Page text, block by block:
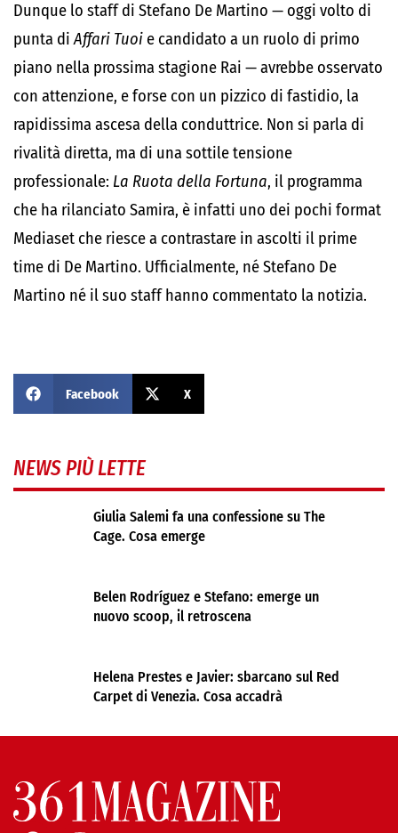
Dunque lo staff di Stefano De Martino — oggi volto di
punta diAffari Tuoi e candidato a un ruolo di primo
piano nella prossima stagione Rai — avrebbe osservato
con attenzione, e forse con un pizzico di fastidio, la
rapidissima ascesa della conduttrice. Non si parla di
rivalità diretta, ma di una sottile tensione
professionale: La Ruota della Fortuna, il programma
che ha rilanciato Samira, è infatti uno dei pochi format
Mediaset che riesce a contrastare in ascolti il prime
time di De Martino. Ufficialmente, né Stefano De
Martino né il suo staff hanno commentato la notizia.
Facebook X
NEWS PIÙ LETTE
Giulia Salemi fa una confessione su The
Cage. Cosa emerge
Belen Rodríguez e Stefano: emerge un
nuovo scoop, il retroscena
Helena Prestes e Javier: sbarcano sul Red
Carpet di Venezia. Cosa accadrà